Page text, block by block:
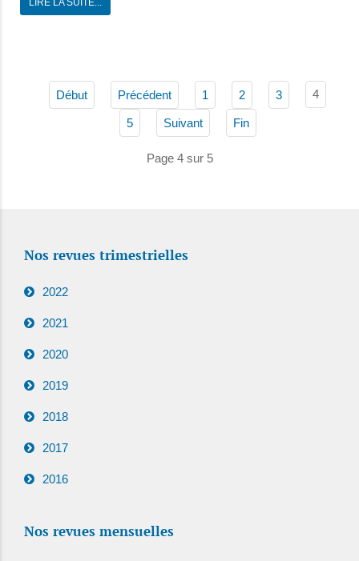
Début Précédent 1 2 3 4
5 Suivant Fin
Page 4 sur 5
Nos revues trimestrielles
2022
2021
2020
2019
2018
2017
2016
Nos revues mensuelles